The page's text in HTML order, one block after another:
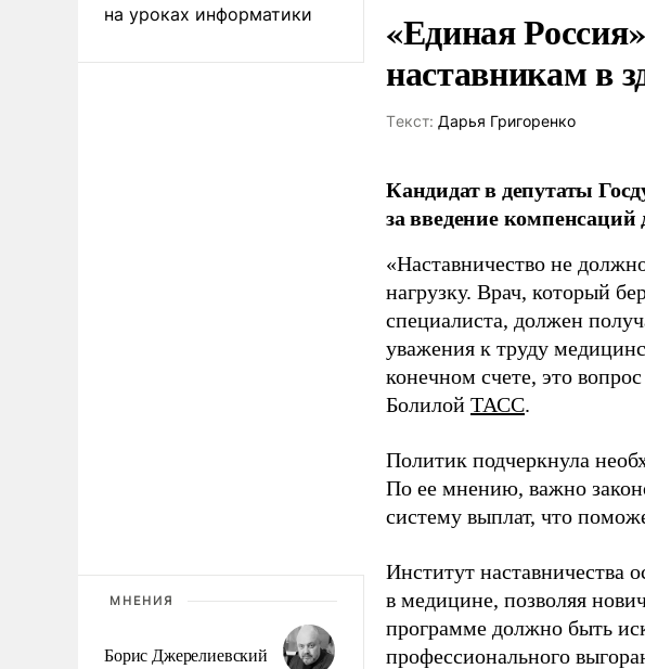
на уроках информатики
МНЕНИЯ
Борис Джерелиевский
«Единая
наставникам в
Tекст: Дарья Григоренко
Кандидат в депутаты
за введение
«Наставничество не
нагрузку. Врач, который
специалиста, должен
уважения к труду
конечном счете, это
Болилой ТАСС.
Политик подчеркнула
По ее мнению, важно
систему выплат, что
Институт наставничества
в медицине, позволяя
программе должно быть
профессионального